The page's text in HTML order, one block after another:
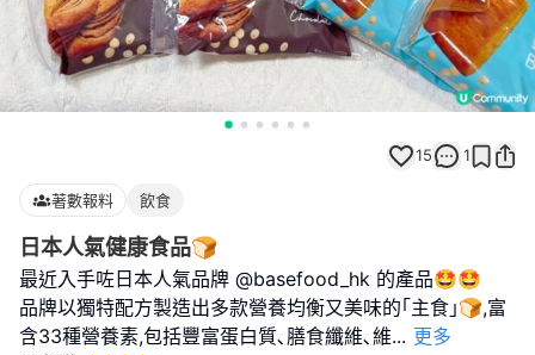
15 1
著數報料 飲食
日本人氣健康食品🍞
最近入手咗日本人氣品牌 @basefood_hk 的產品🤩🤩
品牌以獨特配方製造出多款營養均衡又美味的｢主食｣🍞,富
含33種營養素,包括豐富蛋白質､膳食纖維､維... 更多